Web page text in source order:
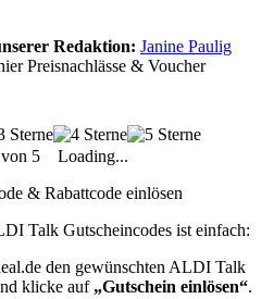
Redaktion: Janine Paulig
Preisnachlässe & Voucher
von 5
Loading...
& Rabattcode einlösen
Talk Gutscheincodes ist einfach:
den gewünschten ALDI Talk
klicke auf „Gutschein einlösen“.